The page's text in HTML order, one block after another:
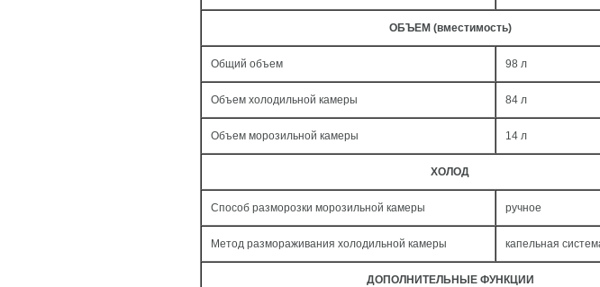
ОБЪЕМ (вместимость)
Общий объем 98 л
Объем холодильной камеры 84 л
Объем морозильной камеры 14 л
ХОЛОД
Способ разморозки морозильной камеры ручное
Метод размораживания холодильной камеры капельная
ДОПОЛНИТЕЛЬНЫЕ ФУНКЦИИ